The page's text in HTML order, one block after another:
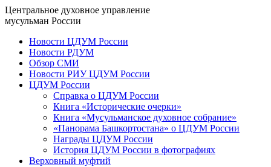
Центральное духовное управление
мусульман России
Новости ЦДУМ России
Новости РДУМ
Обзор СМИ
Новости РИУ ЦДУМ России
ЦДУМ России
Справка о ЦДУМ России
Книга «Исторические очерки»
Книга «Мусульманское духовное собрание»
«Панорама Башкортостана» о ЦДУМ России
Награды ЦДУМ России
История ЦДУМ России в фотографиях
Верховный муфтий